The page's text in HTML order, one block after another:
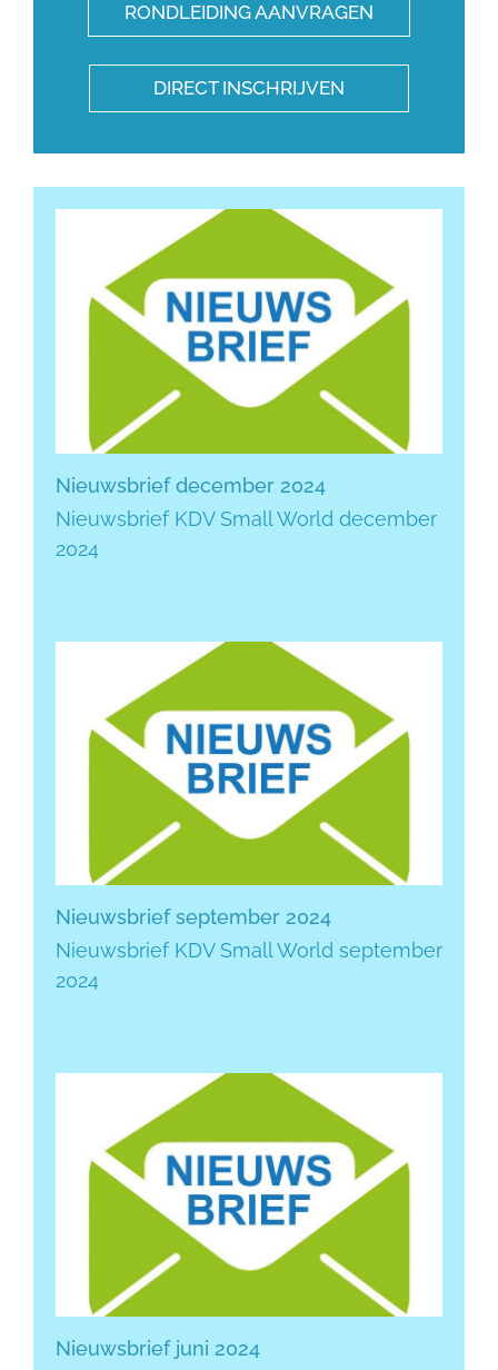
RONDLEIDING AANVRAGEN
DIRECT INSCHRIJVEN
Nieuwsbrief december 2024
Nieuwsbrief KDV Small World december
2024
Nieuwsbrief september 2024
Nieuwsbrief KDV Small World september
2024
Nieuwsbrief juni 2024